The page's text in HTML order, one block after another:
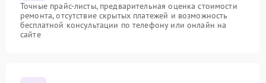
Точные прайс-листы, предварительная оценка стоимости
ремонта, отсутствие скрытых платежей и возможность
бесплатной консультации по телефону или онлайн на
сайте